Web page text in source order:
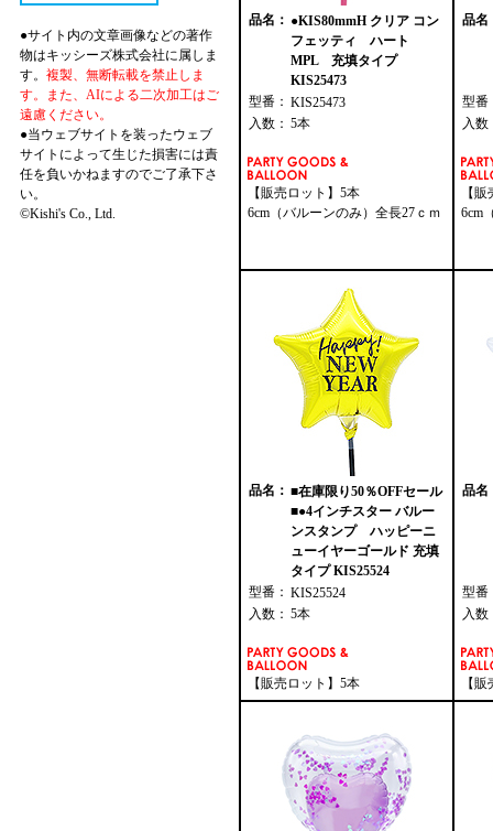
●サイト内の文章画像などの著作
物はキッシーズ株式会社に属しま
す。 複製、無断転載を禁止しま
す。また、AIによる二次加工はご
遠慮ください。
●当ウェブサイトを装ったウェブ
サイトによって生じた損害には責
任を負いかねますのでご了承下さ
い。
©Kishi's Co., Ltd.
品名： ●KIS80mmH クリア コン
フェッティ ハート
MPL 充填タイプ
KIS25473
型番： KIS25473
入数： 5本
【販売ロット】5本
6cm（バルーンのみ）全長27ｃｍ
品名
型番
入数
【
6cm
品名： ■在庫限り50％OFFセール
■●4インチスター バルー
ンスタンプ ハッピーニ
ューイヤーゴールド 充填
タイプ KIS25524
型番： KIS25524
入数： 5本
【販売ロット】5本
品名
型番
入数
【